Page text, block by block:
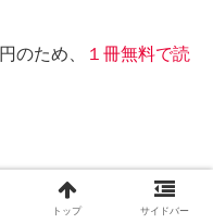
のため、
１冊無料で読
ルはおひとり様1回ま
トップ サイドバー